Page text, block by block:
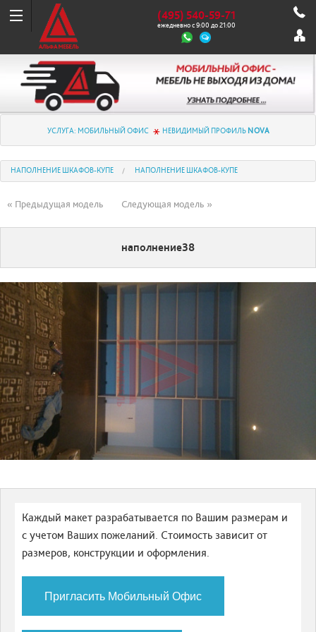
(495) 540-59-71
ежедневно с 9:00 до 21:00
УСЛУГА: МОБИЛЬНЫЙ ОФИС НЕВИДИМЫЙ ПРОФИЛЬ NOVA
НАПОЛНЕНИЕ ШКАФОВ-КУПЕ НАПОЛНЕНИЕ ШКАФОВ-КУПЕ
« Предыдущая модель Следующая модель »
наполнение38
Каждый макет разрабатывается по Вашим размерам и
с учетом Ваших пожеланий. Стоимость зависит от
размеров, конструкции и оформления.
Пригласить Мобильный Офис